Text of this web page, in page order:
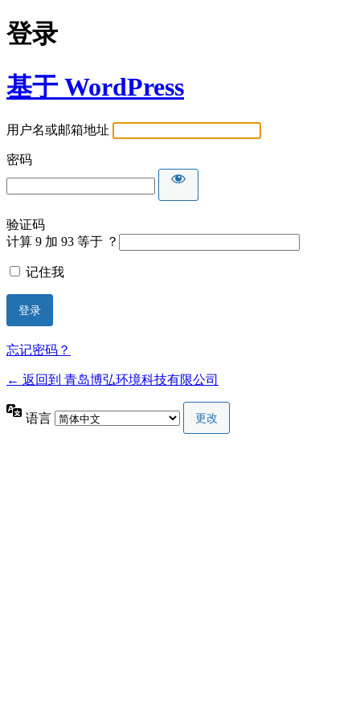
登录
基于 WordPress
用户名或邮箱地址
密码
验证码
计算 9 加 93 等于 ？
记住我
忘记密码？
← 返回到 青岛博弘环境科技有限公司
语言